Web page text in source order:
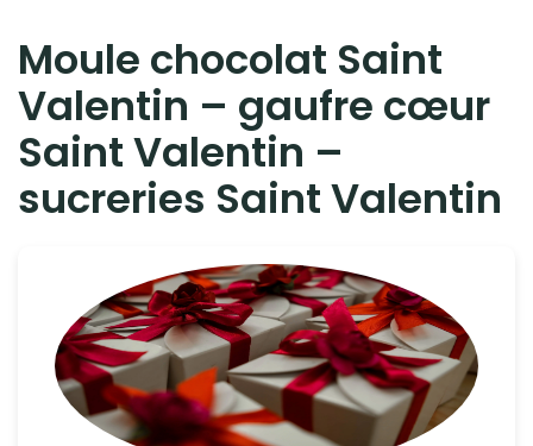
Moule chocolat Saint
Valentin – gaufre cœur
Saint Valentin –
sucreries Saint Valentin